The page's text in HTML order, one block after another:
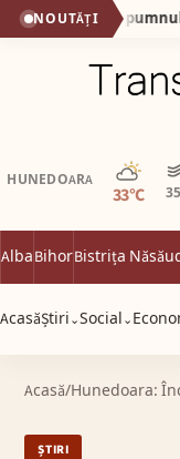
NOUTĂȚI
HUNEDOARA
33°C
Parțial
AlbaBihorBistrița
AcasăȘtiri ⌄Social ⌄
Acasă/Hunedoara:
ȘTIRI